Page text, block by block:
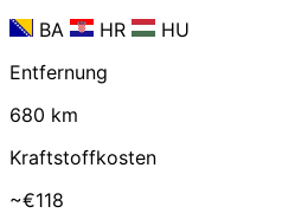
BA
HR
HU
Entfernung
680 km
Kraftstoffkosten
~€118